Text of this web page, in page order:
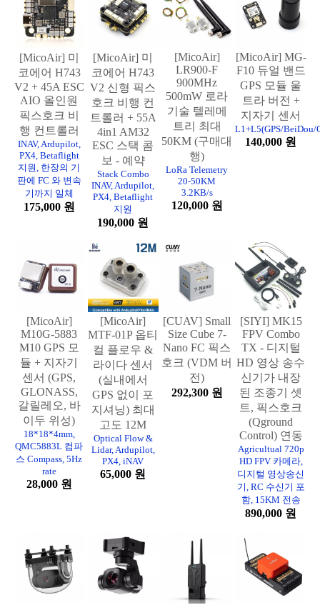
[MicoAir] 미
코에어 H743
V2 + 45A ESC
AIO 올인원
픽스호크 비
행 컨트롤러
INAV, Ardupilot,
PX4, Betaflight
지원, 한장의 기
판에 FC 와 변속
기까지 일체
175,000 원
[MicoAir] 미
코에어 H743
V2 신형 픽스
호크 비행 컨
트롤러 + 55A
4in1 AM32
ESC 스택 콤
보 - 예약
Stack Combo
INAV, Ardupilot,
PX4, Betaflight
지원
190,000 원
[MicoAir]
LR900-F
900MHz
500mW 로라
기술 텔레메
트리 최대
50KM (구매대
행)
LoRa Telemetry
20-50KM
3.2KB/s
120,000 원
[MicoAir] MG-
F10 듀얼 밴드
GPS 모듈 울
트라 버전 +
지자기 센서
L1+L5(GPS/BeiDou/
140,000 원
[MicoAir]
M10G-5883
M10 GPS 모
듈 + 지자기
센서 (GPS,
GLONASS,
갈릴레오, 바
이두 위성)
18*18*4mm,
QMC5883L 컴파
스 Compass, 5Hz
rate
28,000 원
[MicoAir]
MTF-01P 옵티
컬 플로우 &
라이다 센서
(실내에서
GPS 없이 포
지셔닝) 최대
고도 12M
Optical Flow &
Lidar, Ardupilot,
PX4, iNAV
65,000 원
[CUAV] Small
Size Cube 7-
Nano FC 픽스
호크 (VDM 버
전)
292,300 원
[SIYI] MK15
FPV Combo
TX - 디지털
HD 영상 송수
신기가 내장
된 조종기 셋
트, 픽스호크
(Qground
Control) 연동
Agricultual 720p
HD FPV 카메라,
디지털 영상송신
기, RC 수신기 포
함, 15KM 전송
890,000 원